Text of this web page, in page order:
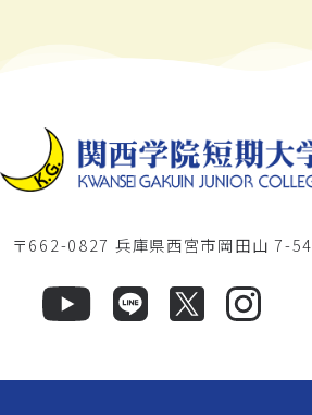
〒662-0827 兵庫県西宮市岡田山 7-54